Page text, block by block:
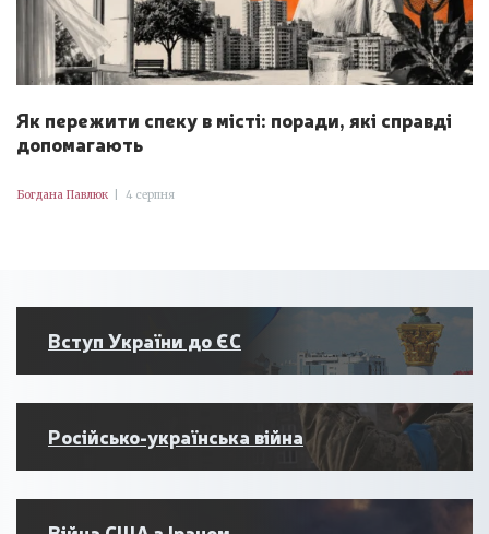
Як пережити спеку в місті: поради, які справді
допомагають
Богдана Павлюк 4 серпня
Вступ України до ЄС
Російсько-українська війна